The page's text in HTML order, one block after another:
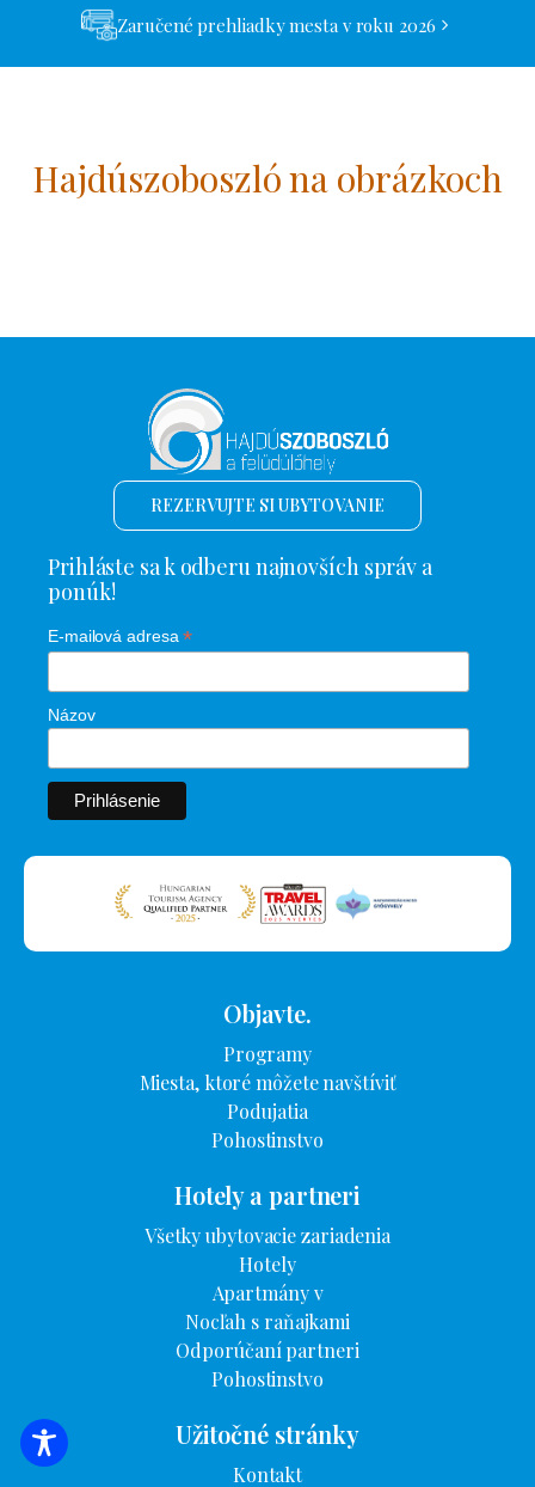
Zaručené prehliadky mesta v roku 2026
Hajdúszoboszló na obrázkoch
VYHĽADÁVANIE UBYTOVANIA
REZERVUJTE SI UBYTOVANIE
Prihláste sa k odberu najnovších správ a
ponúk!
E-mailová adresa*
Názov
Objavte.
Programy
Miesta, ktoré môžete navštíviť
Podujatia
Pohostinstvo
Hotely a partneri
Všetky ubytovacie zariadenia
Hotely
Apartmány v
Nocľah s raňajkami
Odporúčaní partneri
Pohostinstvo
Užitočné stránky
Kontakt